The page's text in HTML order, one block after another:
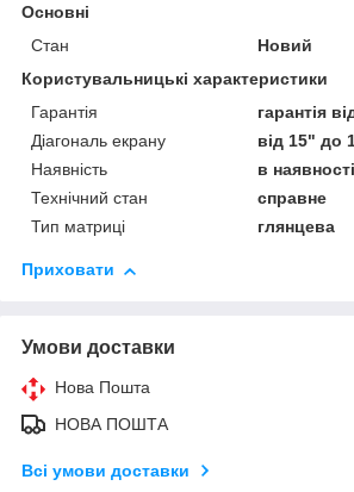
Основні
Стан
Новий
Користувальницькі характеристики
Гарантія
гарантія
Діагональ екрану
від 15" до
Наявність
в наявності
Технічний стан
справне
Тип матриці
глянцева
Приховати
Умови доставки
Нова Пошта
НОВА ПОШТА
Всі умови доставки